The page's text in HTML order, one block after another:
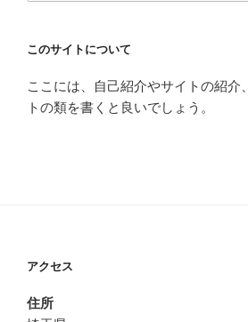
このサイトについて
ここには、自己紹介やサイトの紹介
トの類を書くと良いでしょう。
アクセス
住所